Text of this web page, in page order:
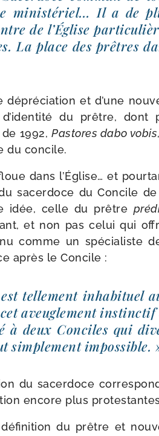
minis­té­riel… Il a de
de l’Église
La place des prêtres
dépré­cia­tion et d’une
du prêtre, dont
de 1992,Pastores dabo vobis
du concile.
dans l’Église… et
sacer­doce du Concile
idée, celle du prêtre
et non pas celui qui
comme un spé­cia­liste
après le Concile :
tel­le­ment inha­bi­tuel
aveu­gle­ment ins­tinc­tif
à deux Conciles qui
sim­ple­ment impossible.
du sacer­doce
encore plus
du prêtre et